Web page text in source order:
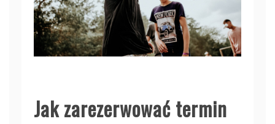
Jak zarezerwować termin